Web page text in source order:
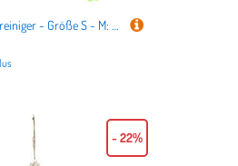
Kerbl Pet Pfotenreiniger - Größe S - M: Ø 9 x H 11 cm
- 22%